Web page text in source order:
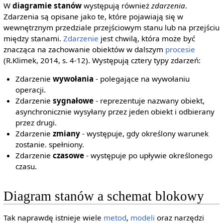
W diagramie stanówwystępują również zdarzenia.
Zdarzenia są opisane jako te, które pojawiają się w
wewnętrznym przedziale przejściowym stanu lub na przejściu
między stanami. Zdarzenie jest chwilą, która może być
znacząca na zachowanie obiektów w dalszym procesie
(R.Klimek, 2014, s. 4-12). Występują cztery typy zdarzeń:
Zdarzeniewywołania - polegające na wywołaniu
operacji.
Zdarzeniesygnałowe - reprezentuje nazwany obiekt,
asynchronicznie wysyłany przez jeden obiekt i odbierany
przez drugi.
Zdarzeniezmiany - występuje, gdy określony warunek
zostanie. spełniony.
Zdarzenieczasowe - występuje po upływie określonego
czasu.
Diagram stanów a schemat blokowy
Tak naprawdę istnieje wiele metod, modeli oraz narzędzi